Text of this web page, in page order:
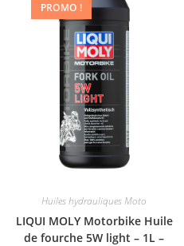
PROMO !
Huiles hydrauliques Moto
LIQUI MOLY Motorbike Huile
de fourche 5W light – 1L –